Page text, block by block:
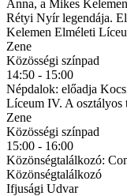
Anna, a Mikes
Rétyi Nyír legendája.
Kelemen Elméleti
Zene
Közösségi színpad
14:50 - 15:00
Népdalok: előadja
Líceum IV. A osztályos
Zene
Közösségi színpad
15:00 - 16:00
Közönségtalálkozó:
Közönségtalálkozó
Ifjusági Udvar